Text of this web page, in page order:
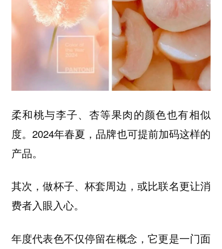
柔和桃与李子、杏等果肉的颜色也有相似
度。2024年春夏，品牌也可提前加码这样的
产品。
其次，做杯子、杯套周边，或比联名更让消
费者入眼入心。
年度代表色不仅停留在概念，它更是一门面